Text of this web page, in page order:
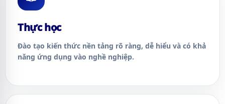
Thực học
Đào tạo kiến thức nền tảng rõ ràng, dễ hiểu và có khả
năng ứng dụng vào nghề nghiệp.